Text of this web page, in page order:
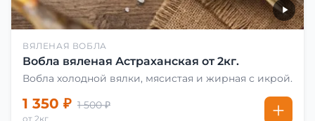
ВЯЛЕНАЯ ВОБЛА
Вобла вяленая Астраханская от 2кг.
Вобла холодной вялки, мясистая и жирная с икрой.
1 350 ₽ 1 500 ₽
от 2кг